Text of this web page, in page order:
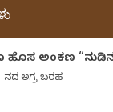
ಹೊಸ ಅಂಕಣ
ದಿನದ ಅಗ್ರ ಬರಹ